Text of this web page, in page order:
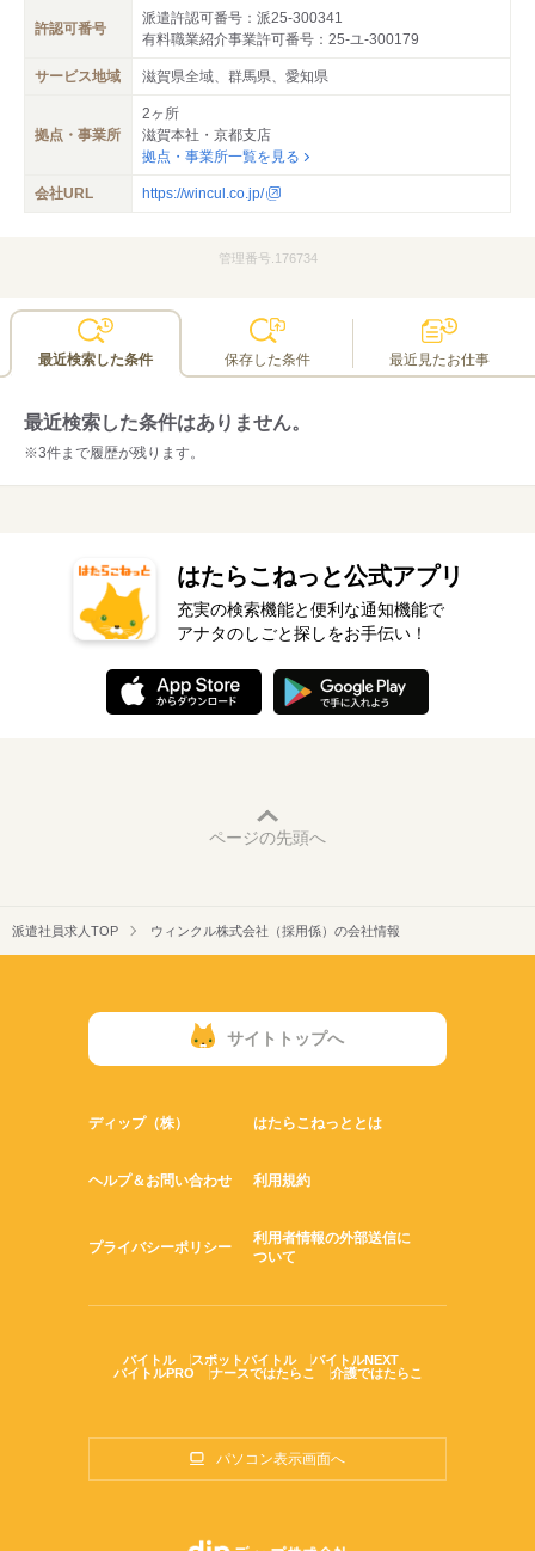
許認可番号
派遣許認可番号：派25-300341
有料職業紹介事業許可番号：25-ユ-300179
サービス地域 滋賀県全域、群馬県、愛知県
拠点・事業所
2ヶ所
滋賀本社・京都支店
拠点・事業所一覧を見る
会社URL https://wincul.co.jp/
管理番号.176734
最近検索した条件 保存した条件 最近見たお仕事
最近検索した条件はありません。
※3件まで履歴が残ります。
はたらこねっと公式アプリ
充実の検索機能と便利な通知機能で
アナタのしごと探しをお手伝い！
ページの先頭へ
派遣社員求人TOP ウィンクル株式会社（採用係）の会社情報
サイトトップへ
ディップ（株） はたらこねっととは
ヘルプ＆お問い合わせ 利用規約
プライバシーポリシー
利用者情報の外部送信に
ついて
バイトル スポットバイトル
バイトルNEXT
バイトルPRO
ナースではたらこ 介護ではたらこ
パソコン表示画面へ